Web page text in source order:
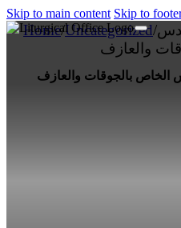
Skip to main content Skip to
Home/Uncategorized/
والعازف
الخاص بالجوقات والعازف